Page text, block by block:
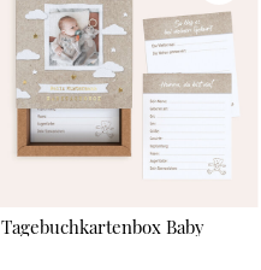
Tagebuchkartenbox Baby